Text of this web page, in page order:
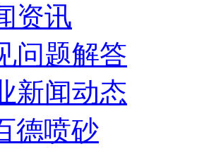
资讯
问题解答
新闻动态
德喷砂